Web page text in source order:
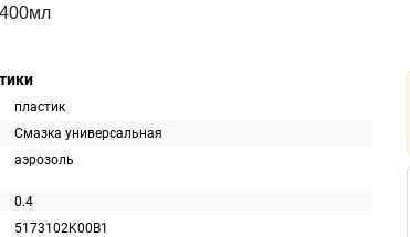
пластик
Смазка универсальная
аэрозоль
0.4
5173102K00B1